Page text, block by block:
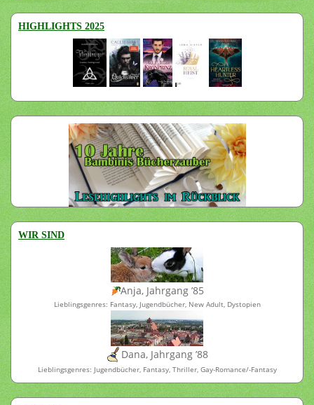
HIGHLIGHTS 2025
WIR SIND
Anja, Jahrgang ’85
Lieblingsgenres: Fantasy, Jugendbücher, New Adult, Dystopien
Dana, Jahrgang ’88
Lieblingsgenres: Jugendbücher, Fantasy, Thriller, Gay-Romance/-Fantasy